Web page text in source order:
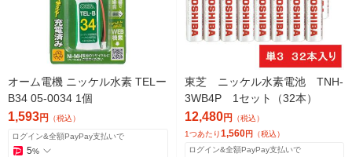
オーム電機 ニッケル水素 TELー
B34 05-0034 1個
1,593円 （税込）
ログイン&全額PayPay支払いで
5%
東芝 ニッケル水素電池 TNH-
3WB4P 1セット（32本）
12,480円 （税込）
1つあたり1,560円 （税込）
ログイン&全額PayPay支払いで